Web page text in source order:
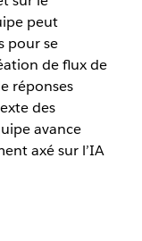
peut
pour se
de flux de
réponses
des
avance
axé sur l’IA